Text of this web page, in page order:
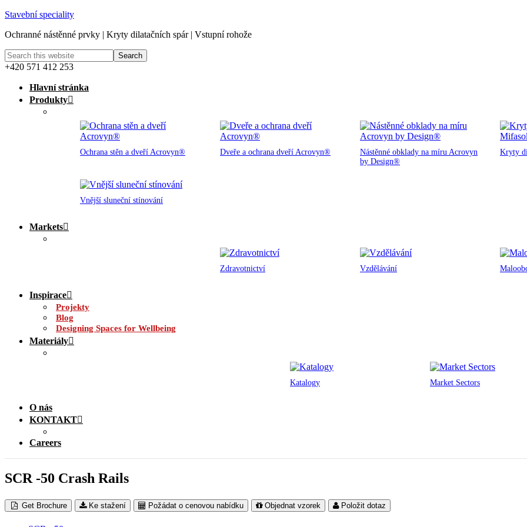
Stavební speciality
Ochranné nástěnné prvky | Kryty dilatačních spár | Vstupní rohože
+420 571 412 253
Hlavní stránka
Produkty
Ochrana stěn a dveří Acrovyn® Dveře a ochrana dveří Acrovyn®
Nástěnné obklady na míru Acrovyn
by Design®
Kryty
Vnější sluneční stínování
Markets
Zdravotnictví Vzdělávání
Inspirace
Projekty
Blog
Designing Spaces for Wellbeing
Materiály
Katalogy Market Sectors
O nás
KONTAKT
Careers
SCR -50 Crash Rails
Get Brochure Ke stažení Požádat o cenovou nabídku Objednat vzorek Položit dotaz